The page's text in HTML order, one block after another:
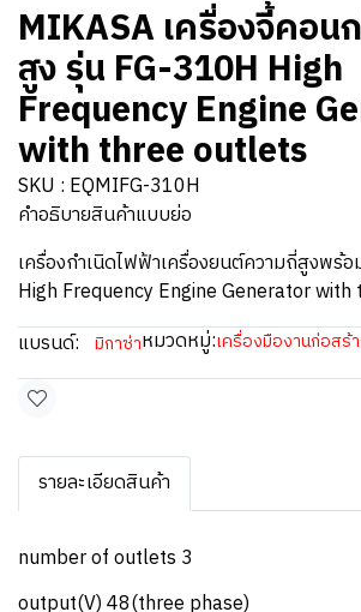
MIKASA เครื่องจี้คอ
สูง รุ่น FG-310H High
Frequency Engine
with three outlets
SKU : EQMIFG-310H
คำอธิบายสินค้าแบบย่อ
เครื่องกำเนิดไฟฟ้าเครื่องยนต์ความถี่สูงพร้
High Frequency Engine Generator
แบรนด์:
มิกาซ่าหมวดหมู่:เครื่องมืองานก่อสร้
รายละเอียดสินค้า
number of outlets 3
output(V) 48(three phase)